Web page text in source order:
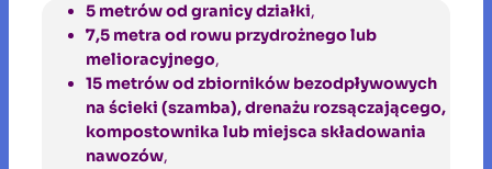
5 metrów od granicy działki,
7,5 metra od rowu przydrożnego lub
melioracyjnego,
15 metrów od zbiorników bezodpływowych
na ścieki (szamba), drenażu rozsączającego,
kompostownika lub miejsca składowania
nawozów,